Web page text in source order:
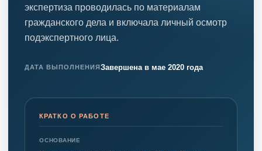
экспертиза проводилась по материалам
гражданского дела и включала личный осмотр
подэкспертного лица.
ДАТА ВЫПОЛНЕНИЯЗавершена в мае 2020 года
КРАТКО О РАБОТЕ
ОСНОВАНИЕ